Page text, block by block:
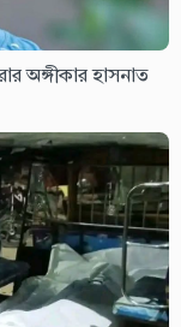
অঙ্গীকার হাসনাত